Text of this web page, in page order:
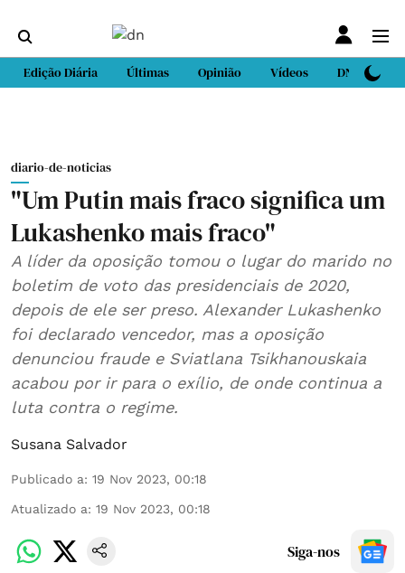
Edição Diária Últimas Opinião Vídeos DN Sport
diario-de-noticias
"Um Putin mais fraco significa um
Lukashenko mais fraco"
A líder da oposição tomou o lugar do marido no
boletim de voto das presidenciais de 2020,
depois de ele ser preso. Alexander Lukashenko
foi declarado vencedor, mas a oposição
denunciou fraude e Sviatlana Tsikhanouskaia
acabou por ir para o exílio, de onde continua a
luta contra o regime.
Susana Salvador
Publicado a: 19 Nov 2023, 00:18
Atualizado a: 19 Nov 2023, 00:18
Siga-nos